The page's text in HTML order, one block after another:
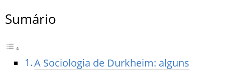
Sumário
A Sociologia de Durkheim: alguns